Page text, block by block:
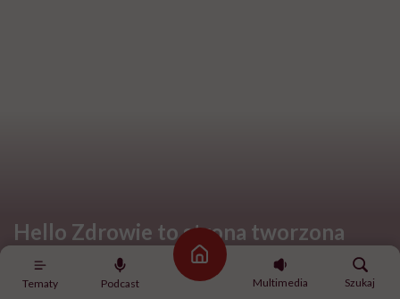
Tematy Podcast
Strona główna
Multimedia
Szukaj
Hello Zdrowie to strona tworzona
przez Fundację Hello Zdrowie, która
jest społecznym głosem USP Zdrowie.